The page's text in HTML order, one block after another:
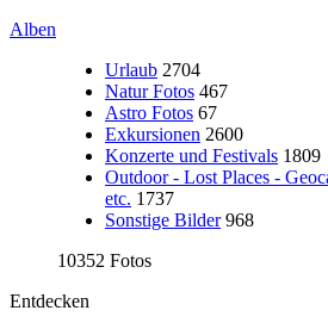
Alben
Urlaub 2704
Natur Fotos 467
Astro Fotos 67
Exkursionen 2600
Konzerte und Festivals 1809
Outdoor - Lost Places -
etc. 1737
Sonstige Bilder 968
10352 Fotos
Entdecken